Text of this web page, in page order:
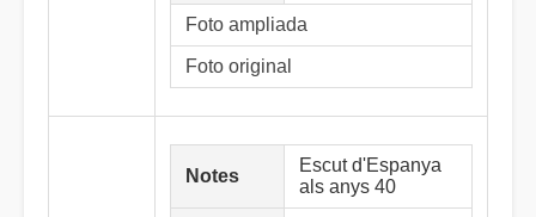
Foto ampliada
Foto original
Notes
Escut d'Espanya
als anys 40